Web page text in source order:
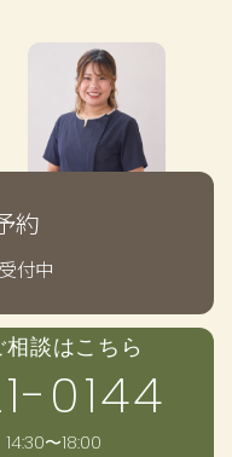
約
付中
談はこちら
0144
〜18:00